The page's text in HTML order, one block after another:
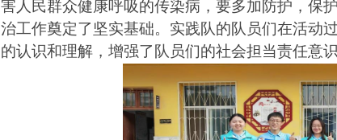
害人民群众健康呼吸的传染病，要多加防护，保
治工作奠定了坚实基础。实践队的队员们在活动
的认识和理解，增强了队员们的社会担当责任意识